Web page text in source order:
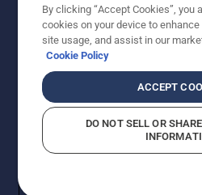
By clicking “Accept Cookies”, you
cookies on your device to
site usage, and assist in our
Cookie Policy
ACCEPT
DO NOT SELL OR